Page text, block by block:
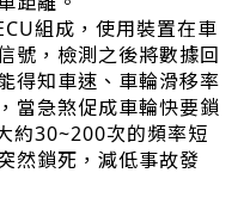
組成，使用裝置在車
號，檢測之後將數據回
得知車速、車輪滑移率
當急煞促成車輪快要鎖
約30~200次的頻率短
然鎖死，減低事故發